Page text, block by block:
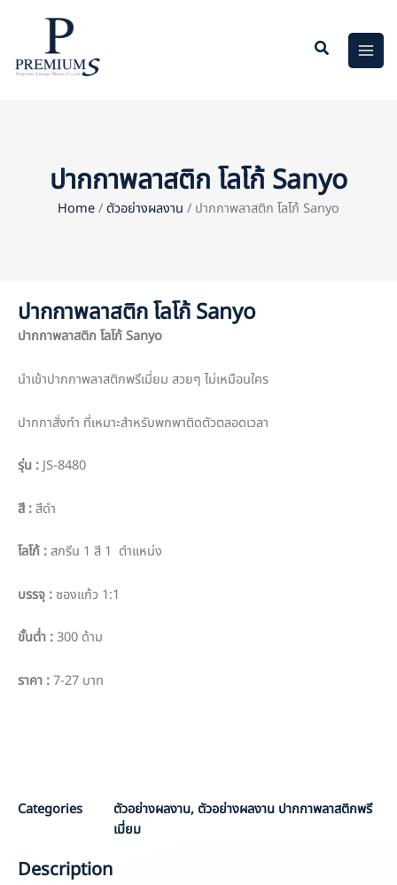
ปากกาพลาสติก โลโก้ Sanyo
Home/ ตัวอย่างผลงาน / ปากกาพลาสติก โลโก้ Sanyo
ปากกาพลาสติก โลโก้ Sanyo
ปากกาพลาสติก โลโก้Sanyo
นำเข้าปากกาพลาสติกพรีเมี่ยม สวยๆ ไม่เหมือนใคร
ปากกาสั่งทำ ที่เหมาะสำหรับพกพาติดตัวตลอดเวลา
รุ่น :JS-8480
สี:สีดำ
โลโก้ :สกรีน 1 สี 1 ตำแหน่ง
บรรจุ :ซองแก้ว 1:1
ขั้นต่ำ :300 ด้าม
ราคา :7-27 บาท
Categories ตัวอย่างผลงาน, ตัวอย่างผลงาน ปากกาพลาสติกพรี
เมี่ยม
Description